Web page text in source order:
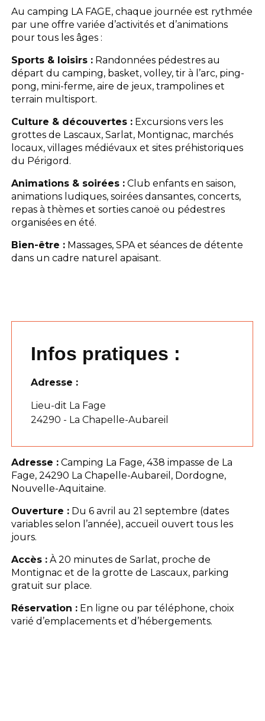
Au camping LA FAGE, chaque journée est rythmée
par une offre variée d’activités et d’animations
pour tous les âges :
Sports & loisirs : Randonnées pédestres au
départ du camping, basket, volley, tir à l’arc, ping-
pong, mini-ferme, aire de jeux, trampolines et
terrain multisport.
Culture & découvertes : Excursions vers les
grottes de Lascaux, Sarlat, Montignac, marchés
locaux, villages médiévaux et sites préhistoriques
du Périgord.
Animations & soirées : Club enfants en saison,
animations ludiques, soirées dansantes, concerts,
repas à thèmes et sorties canoë ou pédestres
organisées en été.
Bien-être : Massages, SPA et séances de détente
dans un cadre naturel apaisant.
Infos pratiques :
Adresse :
Lieu-dit La Fage
24290 - La Chapelle-Aubareil
Adresse : Camping La Fage, 438 impasse de La
Fage, 24290 La Chapelle-Aubareil, Dordogne,
Nouvelle-Aquitaine.
Ouverture : Du 6 avril au 21 septembre (dates
variables selon l’année), accueil ouvert tous les
jours.
Accès : À 20 minutes de Sarlat, proche de
Montignac et de la grotte de Lascaux, parking
gratuit sur place.
Réservation : En ligne ou par téléphone, choix
varié d’emplacements et d’hébergements.